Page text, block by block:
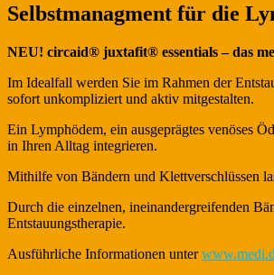
Selbstmanagment für die
NEU! circaid® juxtafit® essentials – das
Im Idealfall werden Sie im Rahmen der
sofort unkompliziert und aktiv mitgestalten.
Ein Lymphödem, ein ausgeprägtes venöses
in Ihren Alltag integrieren.
Mithilfe von Bändern und Klettverschlüssen
Durch die einzelnen, ineinandergreifenden
Entstauungstherapie.
Ausführliche Informationen unter